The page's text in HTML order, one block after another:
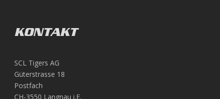
KONTAKT
SCL Tigers AG
Güterstrasse 18
Postfach
CH-3550 Langnau i.E.